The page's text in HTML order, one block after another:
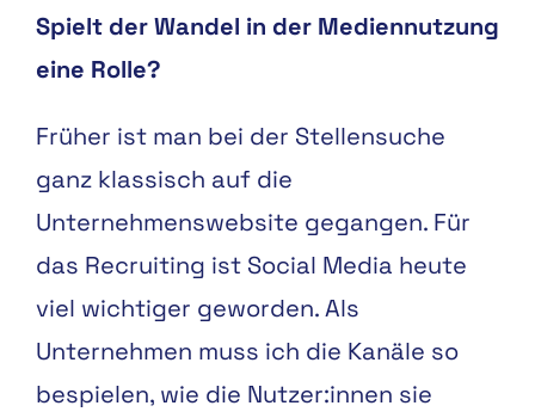
Spielt der Wandel in der Mediennutzung
eine Rolle?
Früher ist man bei der Stellensuche
ganz klassisch auf die
Unternehmenswebsite gegangen. Für
das Recruiting ist Social Media heute
viel wichtiger geworden. Als
Unternehmen muss ich die Kanäle so
bespielen, wie die Nutzer:innen sie